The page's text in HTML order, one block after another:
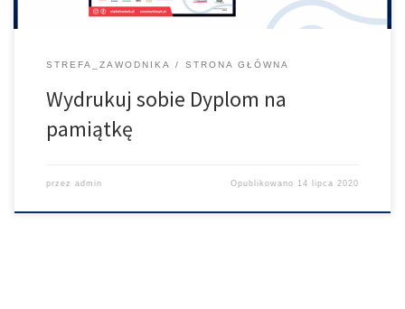
STREFA_ZAWODNIKA STRONA GŁÓWNA
Wydrukuj sobie Dyplom na
pamiątkę
przez admin Opublikowano 14 lipca 2020